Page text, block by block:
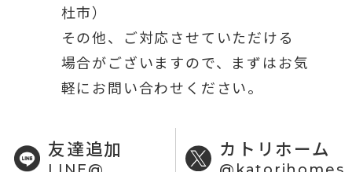
杜市）
その他、ご対応させていただける
場合がございますので、まずはお気
軽にお問い合わせください。
友達追加 カトリホーム